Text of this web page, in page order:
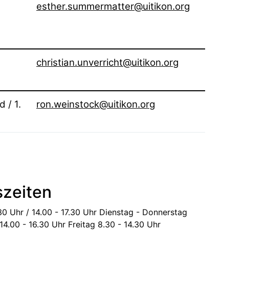
esther.summermatter@uitikon.org
christian.unverricht@uitikon.org
/ 1.
ron.weinstock@uitikon.org
Uhr / 14.00 - 17.30 Uhr Dienstag - Donnerstag
- 16.30 Uhr Freitag 8.30 - 14.30 Uhr